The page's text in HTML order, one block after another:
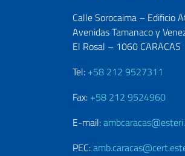
Calle Sorocaima – Edificio
Avenidas Tamanaco y
El Rosal – 1060 CARACAS
Tel: +58 212 9527311
Fax: +58 212 9524960
E-mail:
PEC: